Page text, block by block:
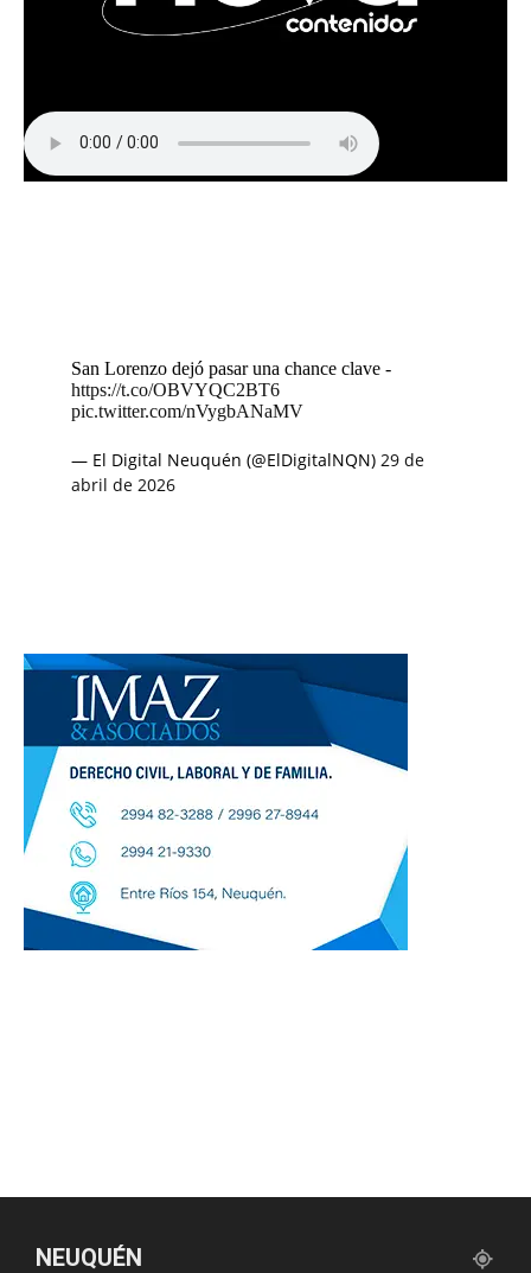
San Lorenzo dejó pasar una chance clave -
https://t.co/OBVYQC2BT6
pic.twitter.com/nVygbANaMV
— El Digital Neuquén (@ElDigitalNQN) 29 de
abril de 2026
NEUQUÉN